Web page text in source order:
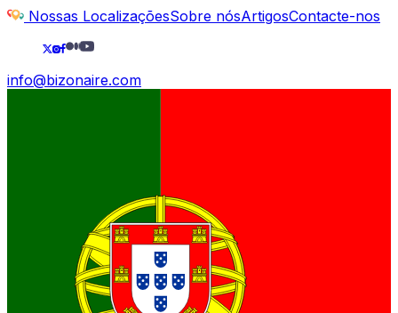
Nossas LocalizaçõesSobre nósArtigosContacte-nos
info@bizonaire.com